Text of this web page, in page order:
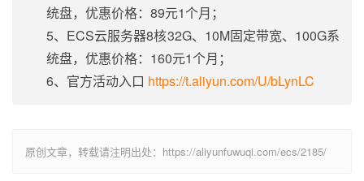
统盘，优惠价格：89元1个月；
5、ECS云服务器8核32G、10M固定带宽、100G系
统盘，优惠价格：160元1个月；
6、官方活动入口 https://t.aliyun.com/U/bLynLC
原创文章，转载请注明出处：https://aliyunfuwuqi.com/ecs/2185/